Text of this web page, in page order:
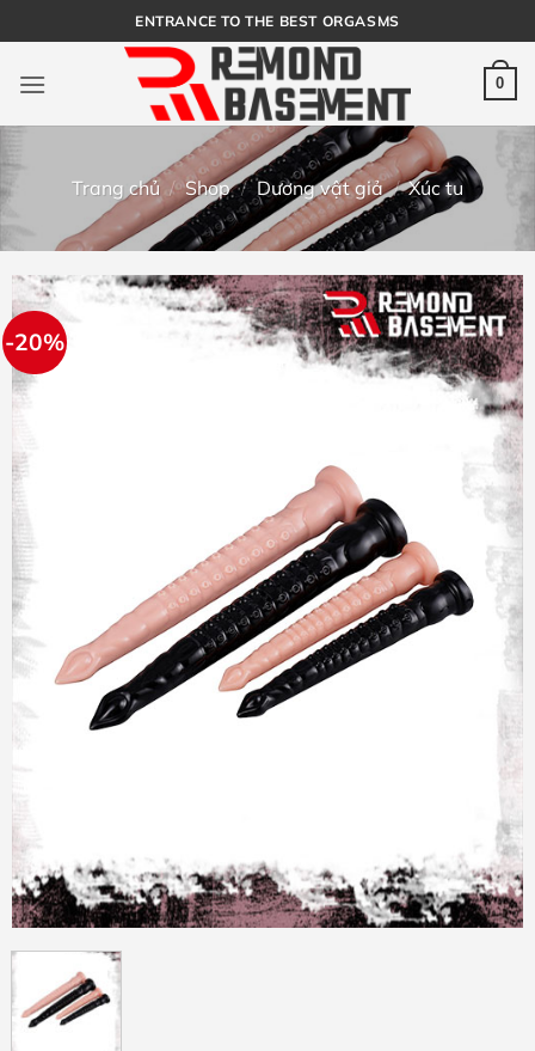
qua
nội
ENTRANCE TO THE BEST ORGASMS
0
Trang chủ / Shop / Dương vật giả / Xúc tu
-20%